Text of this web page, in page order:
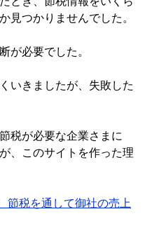
見つかりませんでした。
が必要でした。
いきましたが、失敗した
税が必要な企業さまに
、このサイトを作った理
節税を通して御社の売上